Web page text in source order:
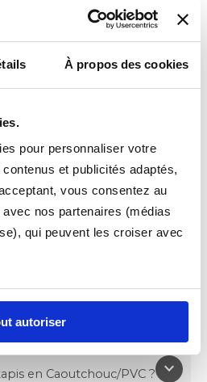
À propos des cookies
pour personnaliser votre
et publicités adaptés,
vous consentez au
nos partenaires (médias
qui peuvent les croiser avec
autoriser
possible
facile
keyboard_arrow_down
en Caoutchouc/PVC ?